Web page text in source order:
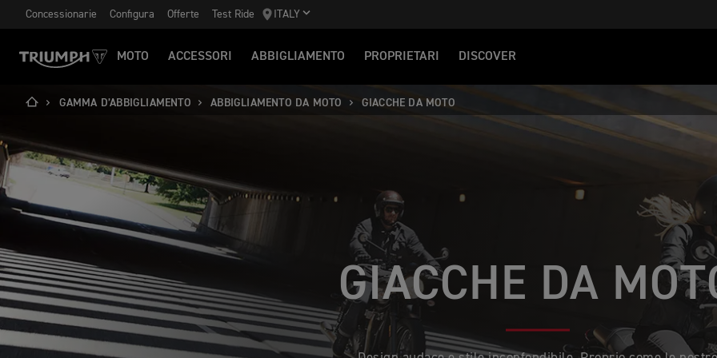
Concessionarie Configura Offerte Test Ride ITALY
MOTO ACCESSORI ABBIGLIAMENTO PROPRIETARI DISCOVER
GAMMA D’ABBIGLIAMENTO ABBIGLIAMENTO DA MOTO GIACCHE DA MOTO
GIACCHE DA